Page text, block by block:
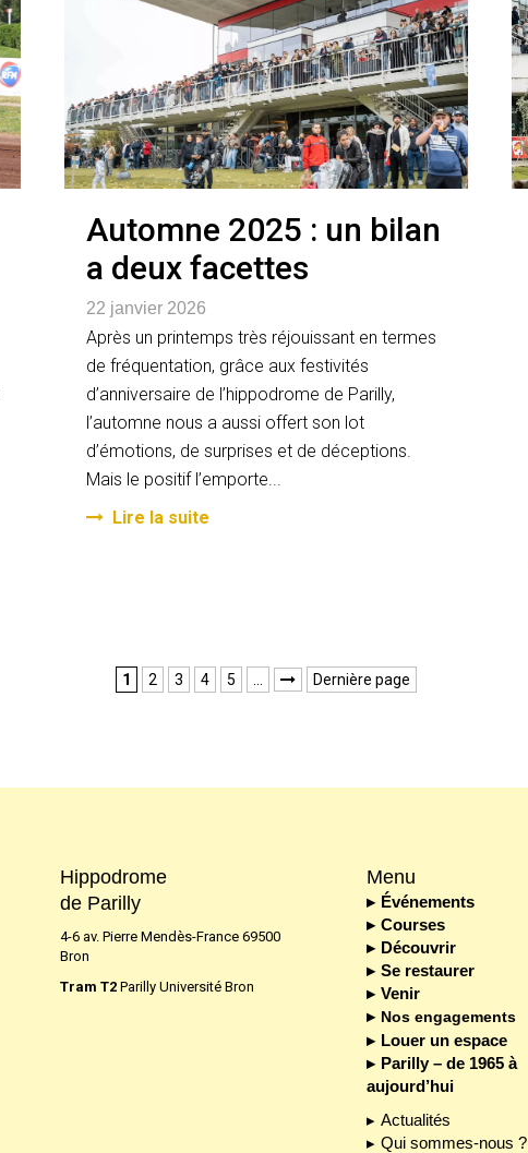
Automne 2025 : un bilan
a deux facettes
22 janvier 2026
Après un printemps très réjouissant en termes
de fréquentation, grâce aux festivités
d’anniversaire de l’hippodrome de Parilly,
l’automne nous a aussi offert son lot
d’émotions, de surprises et de déceptions.
Mais le positif l’emporte...
Lire la suite
1 2 3 4 5  Dernière page
Hippodrome
de Parilly
4-6 av. Pierre Mendès-France 69500
Bron
Tram T2Parilly Université Bron
Menu
Événements
Courses
Découvrir
Se restaurer
Venir
Nos engagements
Louer un espace
Parilly – de 1965 à
aujourd’hui
Actualités
Qui sommes-nous ?